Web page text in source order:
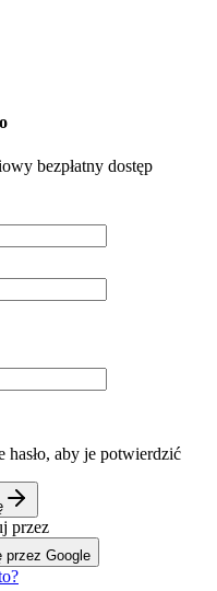
bezpłatny dostęp
hasło, aby je potwierdzić
przez
przez Google